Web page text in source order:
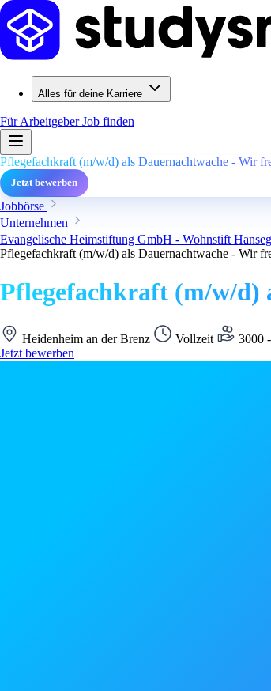
Alles für deine Karriere
Für ArbeitgeberJob finden
Pflegefachkraft (m/w/d) als Dauernachtwache - Wir
Jetzt bewerben
Jobbörse
Unternehmen
Evangelische Heimstiftung GmbH - Wohnstift
Pflegefachkraft (m/w/d) als Dauernachtwache - Wir
Pflegefachkraft (m/w/d)
Heidenheim an der Brenz Vollzeit 3000
Jetzt bewerben